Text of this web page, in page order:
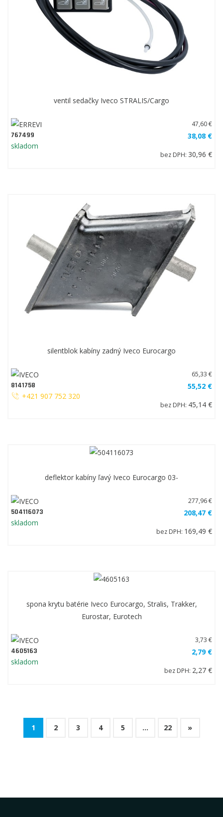
ventil sedačky Iveco STRALIS/Cargo
767499
skladom
47,60 €
38,08 €
bez DPH: 30,96 €
silentblok kabíny zadný Iveco Eurocargo
8141758
+421 907 752 320
65,33 €
55,52 €
bez DPH: 45,14 €
deflektor kabíny ľavý Iveco Eurocargo 03-
504116073
skladom
277,96 €
208,47 €
bez DPH: 169,49 €
spona krytu batérie Iveco Eurocargo, Stralis, Trakker,
Eurostar, Eurotech
4605163
skladom
3,73 €
2,79 €
bez DPH: 2,27 €
1 2 3 4 5 ... 22 »